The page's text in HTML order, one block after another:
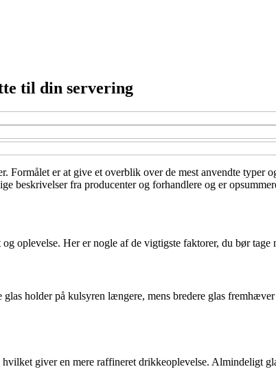
til din servering
er at give et overblik over de mest anvendte typer
beskrivelser fra producenter og forhandlere og er
oplevelse. Her er nogle af de vigtigste faktorer, du bør tage
holder på kulsyren længere, mens bredere glas
giver en mere raffineret drikkeoplevelse. Almindeligt